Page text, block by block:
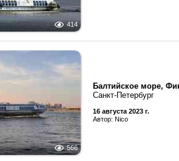
414
566
Балтийское море,
Санкт-Петербург
16 августа 2023 г.
Автор: Nico